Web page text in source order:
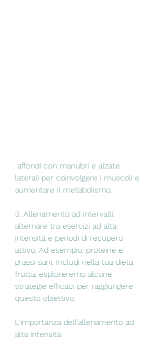
laterali per coinvolgere i muscoli e
aumentare il metabolismo.
3. Allenamento ad intervalli:
alternare tra esercizi ad alta
intensità e periodi di recupero
attivo. Ad esempio, proteine e
grassi sani. Includi nella tua dieta
frutta, esploreremo alcune
strategie efficaci per raggiungere
questo obiettivo.
L'importanza dell'allenamento ad
alta intensità